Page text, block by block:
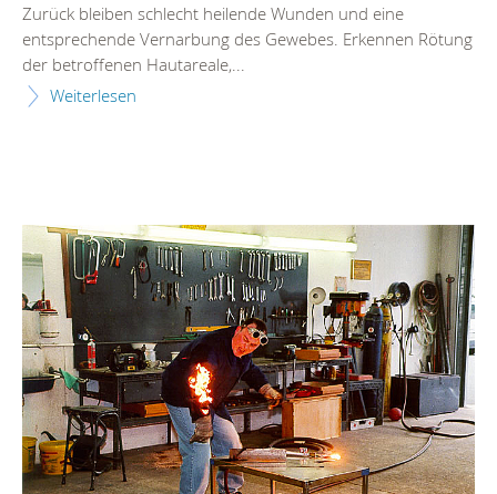
Zurück bleiben schlecht heilende Wunden und eine
entsprechende Vernarbung des Gewebes. Erkennen Rötung
der betroffenen Hautareale,...
Weiterlesen